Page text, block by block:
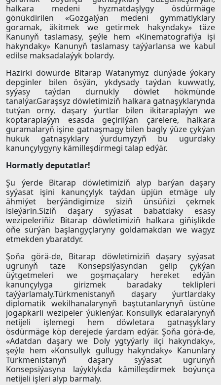
halkara medeni hyzmatdaşlygy ösdürmäge
gönükdirilen «Gozgalýan medeni gymmatlyklary
goramak, äkitmek we getirmek hakyndaky» täze
Kanunyň taslamasy, şeýle hem «Kinematografiýa işi
hakyndaky» Kanunyň taslamasy taýýarlansa we kabul
edilse maksadalaýyk bolardy.
Häzirki döwürde Bitarap Watanymyz dünýäde ýokary
depginler bilen ösýän, ykdysady taýdan kuwwatly,
syýasy taýdan durnukly döwlet hökmünde
tanalýar.Garaşsyz döwletimiziň halkara gatnaşyklarynda
tutýan orny, daşary ýurtlar bilen ikitaraplaýyn we
köptaraplaýyn esasda geçirilýän çärelere, halkara
guramalaryň işine gatnaşmagy bilen bagly ýüze çykýan
hukuk gatnaşyklary ýurdumyzyň bu ugurdaky
kanunçylygyny kämilleşdirmegi talap edýär.
Hormatly deputatlar!
Şu ýerde Bitarap döwletimiziň alyp barýan daşary
syýasat işini kanunçylyk taýdan üpjün etmäge uly
ähmiýet berýändigimize siziň ünsüňizi çekmek
isleýärin.Siziň daşary syýasat babatdaky esasy
wezipeleriňiz Bitarap döwletimiziň halkara giňişlikde
öňe sürýän başlangyçlaryny goldamakdan we wagyz
etmekden ybaratdyr.
Şoňa görä-de, Bitarap döwletimiziň daşary syýasat
ugrunyň täze Konsepsiýasyndan gelip çykýan
üýtgetmeleri we goşmaçalary hereket edýän
kanunçylyga girizmek baradaky teklipleri
taýýarlamaly.Türkmenistanyň daşary ýurtlardaky
diplomatik wekilhanalarynyň baştutanlarynyň üstüne
jogapkärli wezipeler ýüklenýär. Konsullyk edaralarynyň
netijeli işlemegi hem döwletara gatnaşyklary
ösdürmäge köp derejede ýardam edýär. Şoňa görä-de,
«Adatdan daşary we Doly ygtyýarly ilçi hakyndaky»,
şeýle hem «Konsullyk gullugy hakyndaky» Kanunlary
Türkmenistanyň daşary syýasat ugrunyň
Konsepsiýasyna laýyklykda kämilleşdirmek boýunça
netijeli işleri alyp barmaly.